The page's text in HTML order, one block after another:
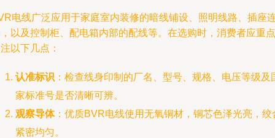
电线广泛应用于家庭室内装修的暗线铺设、照明线路、插座
以及控制柜、配电箱内部的配线等。在选购时，消费者应重点
以下几点：
认准标识 ：检查线身印制的厂名、型号、规格、电压等级及
家标准号是否清晰可辨。
观察导体：优质BVR电线使用无氧铜材，铜芯色泽光亮，绞
紧密均匀。